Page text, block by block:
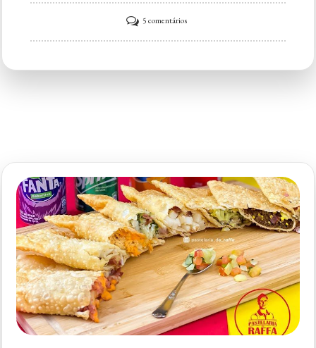
5 comentáriosem
Ruri